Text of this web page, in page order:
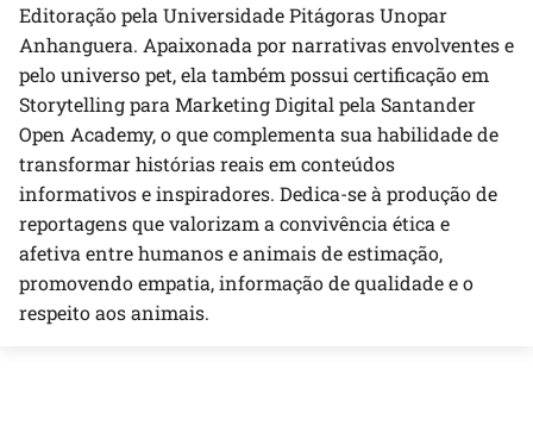
Editoração pela Universidade Pitágoras Unopar
Anhanguera. Apaixonada por narrativas envolventes e
pelo universo pet, ela também possui certificação em
Storytelling para Marketing Digital pela Santander
Open Academy, o que complementa sua habilidade de
transformar histórias reais em conteúdos
informativos e inspiradores. Dedica-se à produção de
reportagens que valorizam a convivência ética e
afetiva entre humanos e animais de estimação,
promovendo empatia, informação de qualidade e o
respeito aos animais.